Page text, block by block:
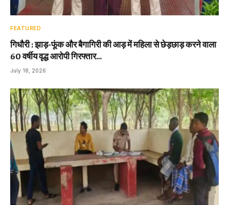
FEATURED
गिधौरी : झाड़-फूंक और बैगागिरी की आड़ में महिला से छेड़छाड़ करने वाला
60 वर्षीय वृद्ध आरोपी गिरफ्तार…
July 18, 2026